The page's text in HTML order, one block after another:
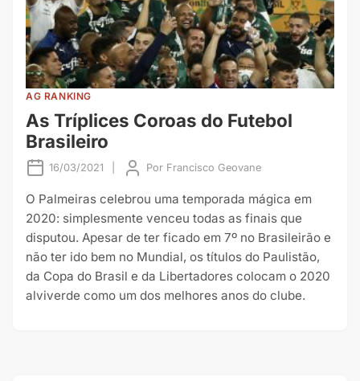
AG RANKING
As Tríplices Coroas do Futebol
Brasileiro
16/03/2021 Por Francisco Geovane
O Palmeiras celebrou uma temporada mágica em
2020: simplesmente venceu todas as finais que
disputou. Apesar de ter ficado em 7º no Brasileirão e
não ter ido bem no Mundial, os títulos do Paulistão,
da Copa do Brasil e da Libertadores colocam o 2020
alviverde como um dos melhores anos do clube.